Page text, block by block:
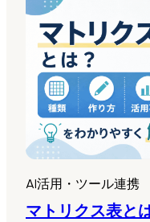
AI活用・ツール連携
マトリクス表と